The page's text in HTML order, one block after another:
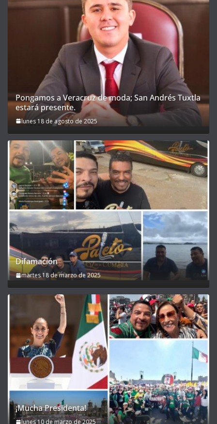
Pongamos a Veracruz de moda; San Andrés Tuxtla
estará presente.
lunes 18 de agosto de 2025
Difamación
martes 18 de marzo de 2025
¡Mucha Presidenta!
lunes 10 de marzo de 2025